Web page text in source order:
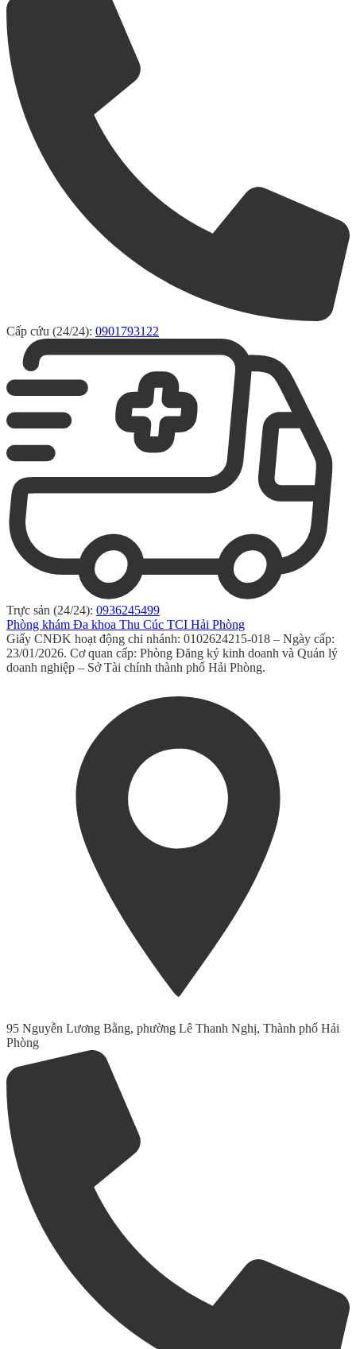
Cấp cứu (24/24): 0901793122
Trực sản (24/24): 0936245499
Phòng khám Đa khoa Thu Cúc TCI Hải Phòng
Giấy CNĐK hoạt động chi nhánh: 0102624215-018 – Ngày cấp:
23/01/2026. Cơ quan cấp: Phòng Đăng ký kinh doanh và Quản lý
doanh nghiệp – Sở Tài chính thành phố Hải Phòng.
95 Nguyễn Lương Bằng, phường Lê Thanh Nghị, Thành phố Hải
Phòng